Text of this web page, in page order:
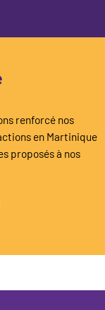
renforcé nos
en Martinique
proposés à nos